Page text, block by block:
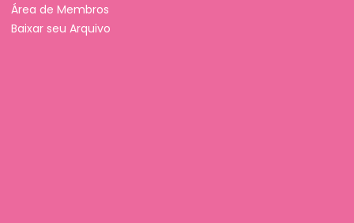
Área de Membros
Baixar seu Arquivo